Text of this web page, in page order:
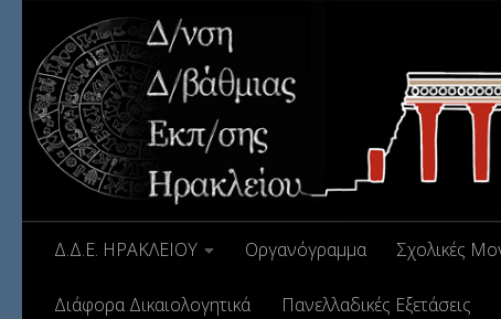
Δ.Δ.Ε. ΗΡΑΚΛΕΙΟΥ Οργανόγραμμα Σχολικές
Διάφορα Δικαιολογητικά Πανελλαδικές Εξετάσεις